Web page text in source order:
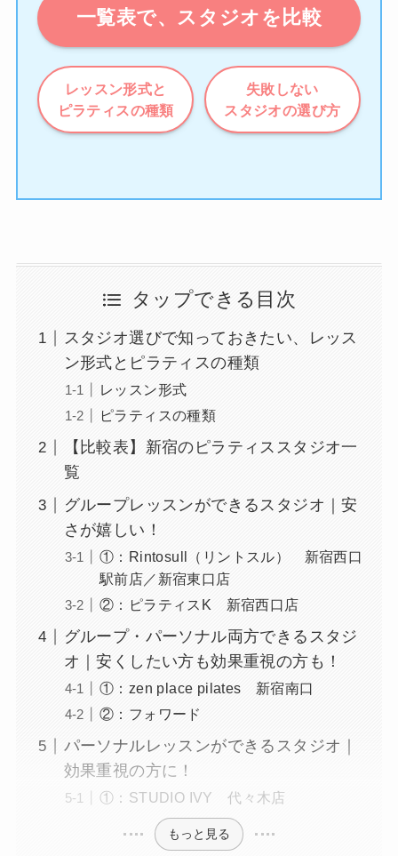
一覧表で、スタジオを比較
レッスン形式と
ピラティスの種類
失敗しない
スタジオの選び方
タップできる目次
スタジオ選びで知っておきたい、レッス
ン形式とピラティスの種類
レッスン形式
ピラティスの種類
【比較表】新宿のピラティススタジオ一
覧
グループレッスンができるスタジオ｜安
さが嬉しい！
①：Rintosull（リントスル） 新宿西口
駅前店／新宿東口店
②：ピラティスK 新宿西口店
グループ・パーソナル両方できるスタジ
オ｜安くしたい方も効果重視の方も！
①：zen place pilates 新宿南口
②：フォワード
パーソナルレッスンができるスタジオ｜
効果重視の方に！
①：STUDIO IVY 代々木店
もっと見る